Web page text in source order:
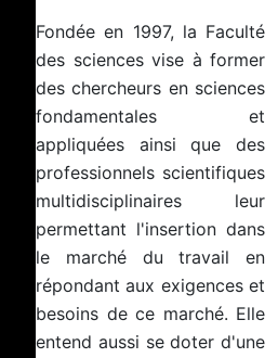
Fondée en 1997, la Faculté
des sciences vise à former
des chercheurs en sciences
fondamentales et
appliquées ainsi que des
professionnels scientifiques
multidisciplinaires leur
permettant l'insertion dans
le marché du travail en
répondant aux exigences et
besoins de ce marché. Elle
entend aussi se doter d'une